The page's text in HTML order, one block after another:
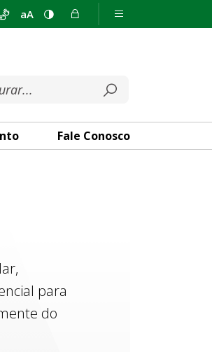
aA
Fale Conosco
para
do